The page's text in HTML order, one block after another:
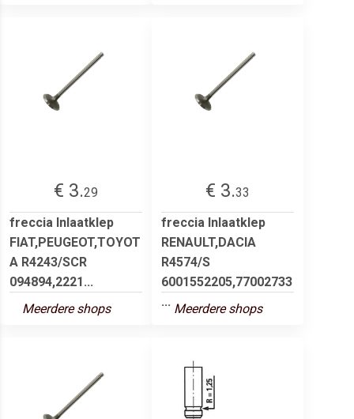
€ 3.29
freccia Inlaatklep
FIAT,PEUGEOT,TOYOT
A R4243/SCR
094894,2221...
Meerdere shops
€ 3.33
freccia Inlaatklep
RENAULT,DACIA
R4574/S
6001552205,77002733
... Meerdere shops